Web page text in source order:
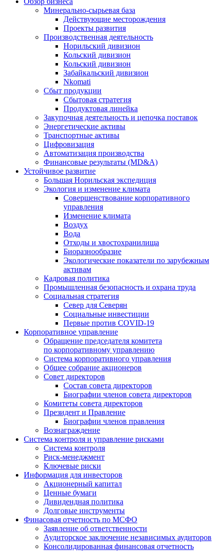
Минерально-сырьевая база
Действующие месторождения
Проекты развития
Производственная деятельность
Норильский дивизион
Кольский дивизион
Кольский дивизион
Забайкальский дивизион
Nkomati
Сбыт продукции
Сбытовая стратегия
Продуктовая линейка
Закупочная деятельность и цепочка поставок
Энергетические активы
Транспортные активы
Цифровизация
Автоматизация производства
Финансовые результаты (MD&A)
Устойчивое развитие
Большая Норильская экспедиция
Экология и изменение климата
Совершенствование корпоративного
управления
Изменение климата
Воздух
Вода
Отходы и хвостохранилища
Биоразнообразие
Экологические показатели по зарубежным
активам
Кадровая политика
Промышленная безопасность и охрана труда
Социальная стратегия
Север для Северян
Социальные инвестиции
Первые против COVID‑19
Корпоративное управление
Обращение председателя комитета
по корпоративному управлению
Система корпоративного управления
Общее собрание акционеров
Совет директоров
Состав совета директоров
Биографии членов совета директоров
Комитеты совета директоров
Президент и Правление
Биографии членов правления
Вознаграждение
Система контроля и управление рисками
Система контроля
Риск-менеджмент
Ключевые риски
Информация для инвесторов
Акционерный капитал
Ценные бумаги
Дивидендная политика
Долговые инструменты
Финасовая отчетность по МСФО
Заявление об ответственности
Аудиторское заключение независимых аудиторов
Консолидированная финансовая отчетность